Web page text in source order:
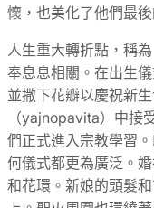
懷，也美化了他們最後
人生重大轉折點，稱
奉息息相關。在出生
並撒下花瓣以慶祝新
（yajnopavita）中接
們正式進入宗教學習
何儀式都更為廣泛。
和花環。新娘的頭髮